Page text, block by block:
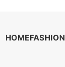
HOMEFASHION